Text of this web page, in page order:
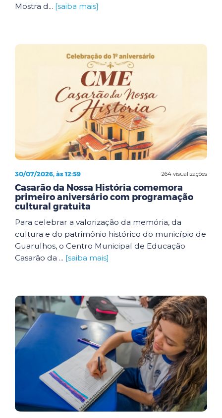
Mostra d... [saiba mais]
264 visualizações
30/07/2026, às 12:59
Casarão da Nossa História comemora
primeiro aniversário com programação
cultural gratuita
Para celebrar a valorização da memória, da
cultura e do patrimônio histórico do município de
Guarulhos, o Centro Municipal de Educação
Casarão da ... [saiba mais]